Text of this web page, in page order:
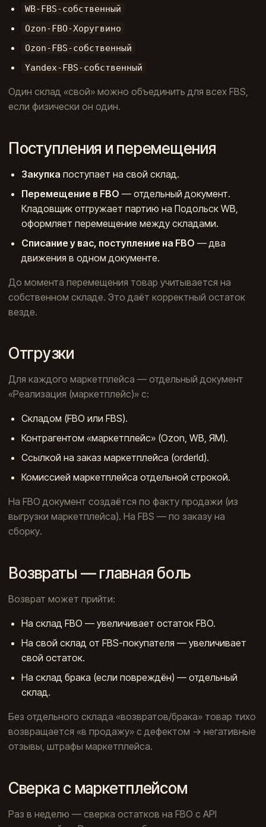
WB-FBS-собственный
Ozon-FBO-Хоругвино
Ozon-FBS-собственный
Yandex-FBS-собственный
Один склад «свой» можно объединить для всех FBS,
если физически он один.
Поступления и перемещения
Закупка поступает на свой склад.
Перемещение в FBO — отдельный документ.
Кладовщик отгружает партию на Подольск WB,
оформляет перемещение между складами.
Списание у вас, поступление на FBO — два
движения в одном документе.
До момента перемещения товар учитывается на
собственном складе. Это даёт корректный остаток
везде.
Отгрузки
Для каждого маркетплейса — отдельный документ
«Реализация (маркетплейс)» с:
Складом (FBO или FBS).
Контрагентом «маркетплейс» (Ozon, WB, ЯМ).
Ссылкой на заказ маркетплейса (orderId).
Комиссией маркетплейса отдельной строкой.
На FBO документ создаётся по факту продажи (из
выгрузки маркетплейса). На FBS — по заказу на
сборку.
Возвраты — главная боль
Возврат может прийти:
На склад FBO — увеличивает остаток FBO.
На свой склад от FBS-покупателя — увеличивает
свой остаток.
На склад брака (если повреждён) — отдельный
склад.
Без отдельного склада «возвратов/брака» товар тихо
возвращается «в продажу» с дефектом → негативные
отзывы, штрафы маркетплейса.
Сверка с маркетплейсом
Раз в неделю — сверка остатков на FBO с API